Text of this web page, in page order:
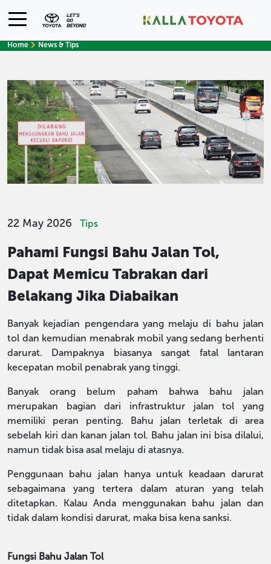
Home News & Tips
22 May 2026 Tips
Pahami Fungsi Bahu Jalan Tol,
Dapat Memicu Tabrakan dari
Belakang Jika Diabaikan
Banyak kejadian pengendara yang melaju di bahu jalan
tol dan kemudian menabrak mobil yang sedang berhenti
darurat. Dampaknya biasanya sangat fatal lantaran
kecepatan mobil penabrak yang tinggi.
Banyak orang belum paham bahwa bahu jalan
merupakan bagian dari infrastruktur jalan tol yang
memiliki peran penting. Bahu jalan terletak di area
sebelah kiri dan kanan jalan tol. Bahu jalan ini bisa dilalui,
namun tidak bisa asal melaju di atasnya.
Penggunaan bahu jalan hanya untuk keadaan darurat
sebagaimana yang tertera dalam aturan yang telah
ditetapkan. Kalau Anda menggunakan bahu jalan dan
tidak dalam kondisi darurat, maka bisa kena sanksi.
Fungsi Bahu Jalan Tol